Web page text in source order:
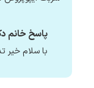
پاسخ خانم
با سلام خیر